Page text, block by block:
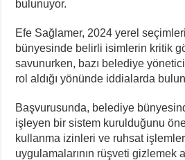
bulunuyor.
Efe Sağlamer, 2024 yerel
bünyesinde belirli isimlerin kritik
savunurken, bazı belediye
rol aldığı yönünde iddialarda
Başvurusunda, belediye
işleyen bir sistem kurulduğunu
kullanma izinleri ve ruhsat
uygulamalarının rüşveti gizlemek